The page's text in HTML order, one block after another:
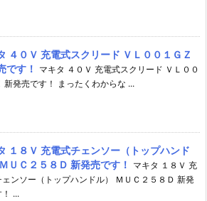
４０Ｖ 充電式スクリード ＶＬ００１ＧＺ
です！
マキタ ４０Ｖ 充電式スクリード ＶＬ００
新発売です！ まったくわからな ...
１８Ｖ 充電式チェンソー（トップハンド
ＵＣ２５８Ｄ 新発売です！
マキタ １８Ｖ 充
ェンソー（トップハンドル） ＭＵＣ２５８Ｄ 新発
...